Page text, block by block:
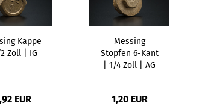
Kappe
2 Zoll | IG
EUR
Messing
Stopfen 6-Kant
| 1/4 Zoll | AG
1,20 EUR